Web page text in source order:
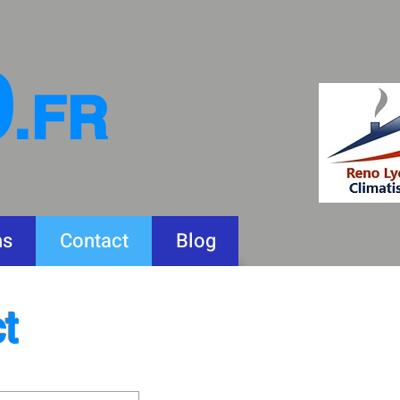
.FR
Contact Blog